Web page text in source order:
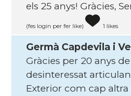
els 25 anys! Gràcies,
(fes login per fer like) 1 likes
Germà Capdevila i
Gràcies per 20 anys
desinteressat
Exterior com cap altra